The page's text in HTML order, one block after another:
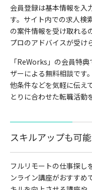
会員登録は基本情報を入
す。サイト内での求人検
の案件情報を受け取れる
プロのアドバイスが受け
「ReWorks 」の会員特
ザーによる無料相談です
他条件などを気軽に伝え
とりに合わせた転職活動
スキルアップも可能
フルリモートの仕事探し
ンライン講座がおすすめ